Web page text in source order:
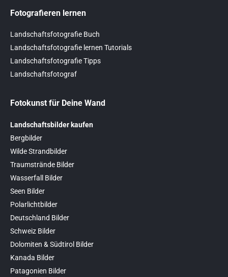
Fotografieren lernen
Landschaftsfotografie Buch
Landschaftsfotografie lernen Tutorials
Landschaftsfotografie Tipps
Landschaftsfotograf
Fotokunst für Deine Wand
Landschaftsbilder kaufen
Bergbilder
Wilde Strandbilder
Traumstrände Bilder
Wasserfall Bilder
Seen Bilder
Polarlichtbilder
Deutschland Bilder
Schweiz Bilder
Dolomiten & Südtirol Bilder
Kanada Bilder
Patagonien Bilder